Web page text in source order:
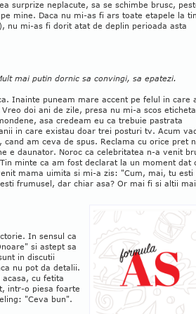
surprize neplacute, sa se schimbe brusc,
mine. Daca nu mi-as fi ars toate etapele la
nu mi-as fi dorit atat de deplin perioada asta
mai putin dornic sa convingi, sa epatezi.
Inainte puneam mare accent pe felul in care
doi ani de zile, presa nu mi-a scos
asa credeam eu ca trebuie pastrata
in care existau doar trei posturi tv. Acum
am ceva de spus. Reclama cu orice pret
e daunator. Noroc ca celebritatea n-a venit
minte ca am fost declarat la un moment dat
mama uimita si mi-a zis: "Cum, mai, tu esti
frumusel, dar chiar asa? Or mai fi si altii mai
In sensul ca
si astept sa
in discutii
nu pot da detalii.
cu fetita
intr-o piesa foarte
"Ceva bun".